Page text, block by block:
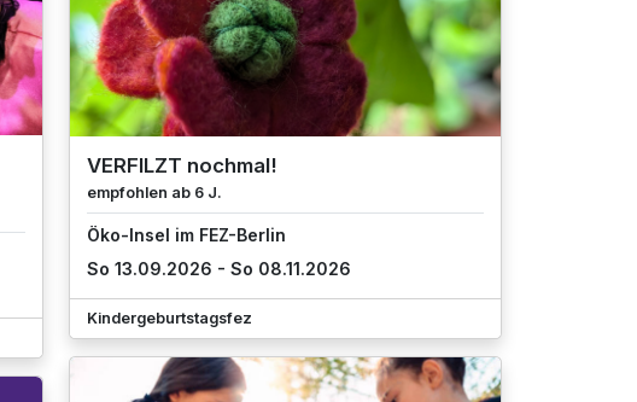
VERFILZT nochmal!
empfohlen ab 6 J.
Öko-Insel im FEZ-Berlin
So 13.09.2026 - So 08.11.2026
Kindergeburtstagsfez